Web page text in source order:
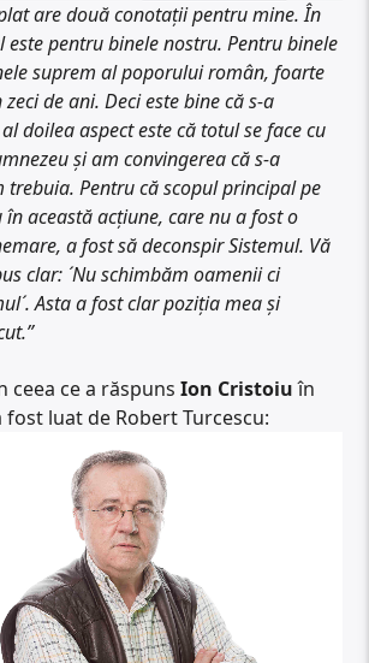
are două conotații pentru mine. În
pentru binele nostru. Pentru binele
suprem al poporului român, foarte
de ani. Deci este bine că s-a
doilea aspect este că totul se face cu
și am convingerea că s-a
Pentru că scopul principal pe
această acțiune, care nu a fost o
a fost să deconspir Sistemul. Vă
clar: ´Nu schimbăm oamenii ci
Asta a fost clar poziția mea și
ceea ce a răspunsIon Cristoiuîn
luat de Robert Turcescu: